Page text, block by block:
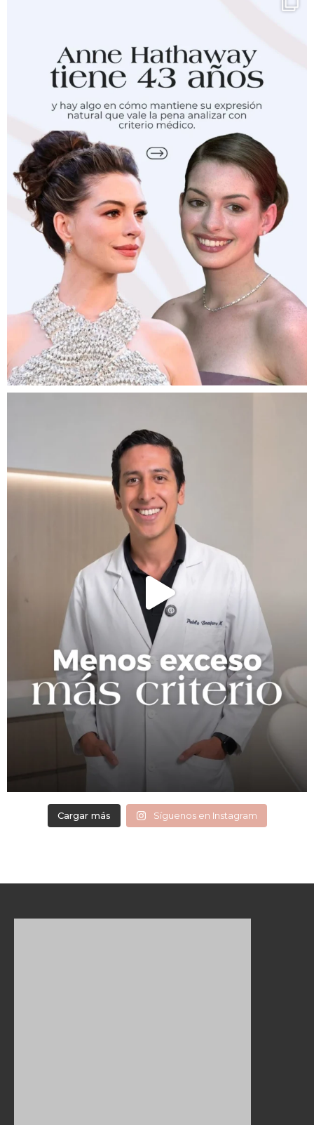
Cargar más Síguenos en Instagram